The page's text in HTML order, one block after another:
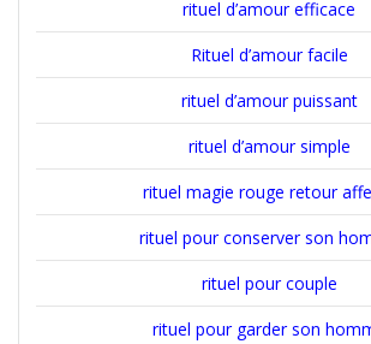
rituel d’amour efficace
Rituel d’amour facile
rituel d’amour puissant
rituel d’amour simple
rituel magie rouge retour
rituel pour conserver son
rituel pour couple
rituel pour garder son